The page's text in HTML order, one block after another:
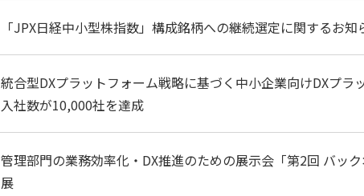
「JPX日経中小型株指数」構成銘柄への継続選定に関するお知
統合型DXプラットフォーム戦略に基づく中小企業向けDXプ
入社数が10,000社を達成
管理部門の業務効率化・DX推進のための展示会「第2回 バッ
展